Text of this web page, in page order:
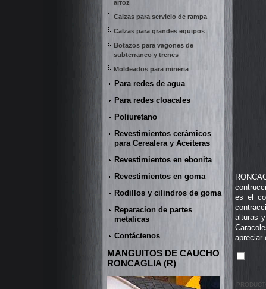
es el
alturas
apreciar
arroz
Calzas para servicio de rampa
Calzas para grandes equipos
Botazos para vagones de
subterraneo y trenes
Moldeados para mineria
Para redes de agua
Para redes cloacales
Poliuretano
Revestimientos cerámicos
para Cerealera y Aceiteras
Revestimientos en ebonita
Revestimientos en goma
Rodillos y cilindros de goma
Reparacion de partes
metalicas
Contáctenos
MANGUITOS DE CAUCHO
RONCAGLIA (R)